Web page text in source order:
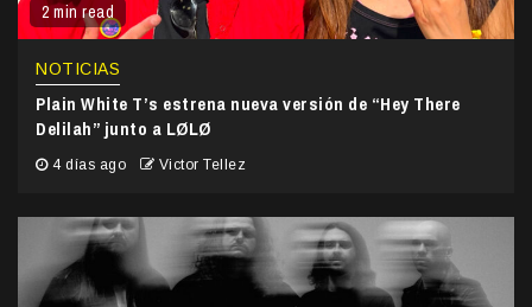
2 min read
NOTICIAS
Plain White T’s estrena nueva versión de “Hey There
Delilah” junto a LØLØ
4 días ago Victor Tellez